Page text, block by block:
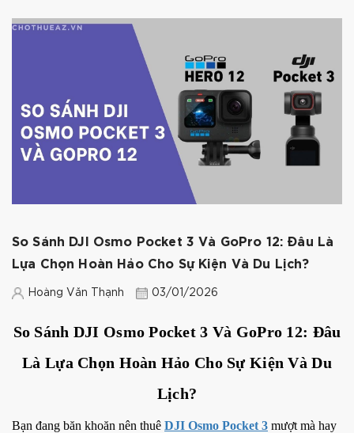
So Sánh DJI Osmo Pocket 3 Và GoPro 12: Đâu Là
Lựa Chọn Hoàn Hảo Cho Sự Kiện Và Du Lịch?
Hoàng Văn Thạnh 03/01/2026
So Sánh DJI Osmo Pocket 3 Và GoPro 12: Đâu
Là Lựa Chọn Hoàn Hảo Cho Sự Kiện Và Du
Lịch?
Bạn đang băn khoăn nên thuê DJI Osmo Pocket 3 mượt mà hay